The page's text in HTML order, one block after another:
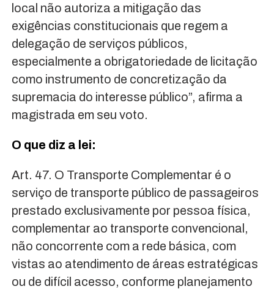
local não autoriza a mitigação das
exigências constitucionais que regem a
delegação de serviços públicos,
especialmente a obrigatoriedade de licitação
como instrumento de concretização da
supremacia do interesse público”, afirma a
magistrada em seu voto.
O que diz a lei:
Art. 47. O Transporte Complementar é o
serviço de transporte público de passageiros
prestado exclusivamente por pessoa física,
complementar ao transporte convencional,
não concorrente com a rede básica, com
vistas ao atendimento de áreas estratégicas
ou de difícil acesso, conforme planejamento